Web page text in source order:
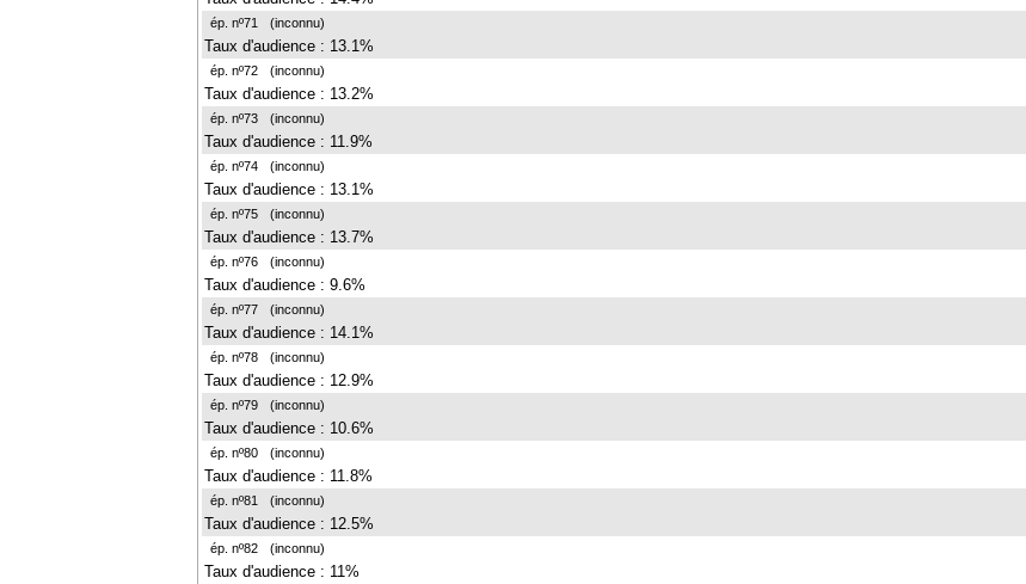
ép. nº71 (inconnu)
Taux d'audience : 13.1%
ép. nº72 (inconnu)
Taux d'audience : 13.2%
ép. nº73 (inconnu)
Taux d'audience : 11.9%
ép. nº74 (inconnu)
Taux d'audience : 13.1%
ép. nº75 (inconnu)
Taux d'audience : 13.7%
ép. nº76 (inconnu)
Taux d'audience : 9.6%
ép. nº77 (inconnu)
Taux d'audience : 14.1%
ép. nº78 (inconnu)
Taux d'audience : 12.9%
ép. nº79 (inconnu)
Taux d'audience : 10.6%
ép. nº80 (inconnu)
Taux d'audience : 11.8%
ép. nº81 (inconnu)
Taux d'audience : 12.5%
ép. nº82 (inconnu)
Taux d'audience : 11%